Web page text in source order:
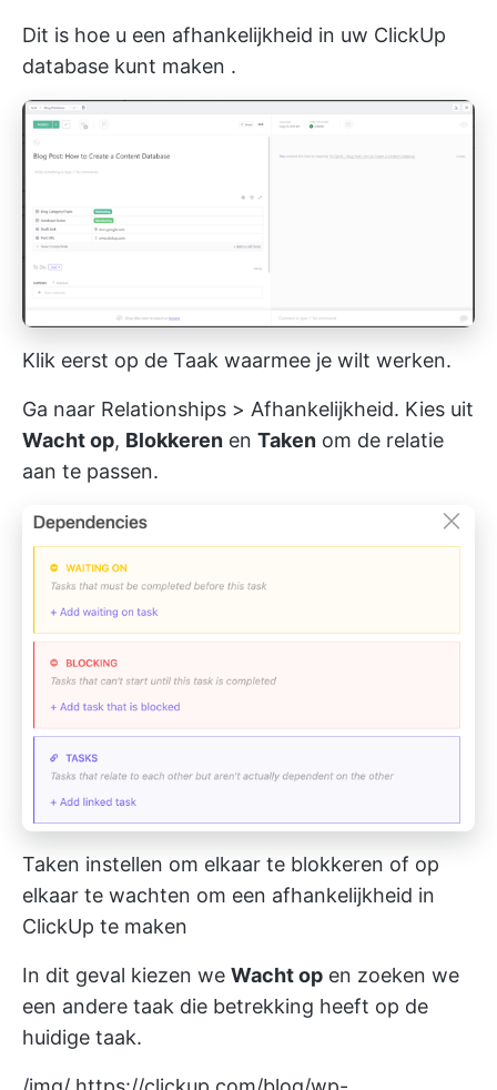
Dit is hoe u een afhankelijkheid in uw ClickUp
database kunt maken .
Klik eerst op de Taak waarmee je wilt werken.
Ga naar Relationships > Afhankelijkheid. Kies uit
Wacht op, Blokkeren en Taken om de relatie
aan te passen.
Taken instellen om elkaar te blokkeren of op
elkaar te wachten om een afhankelijkheid in
ClickUp te maken
In dit geval kiezen we Wacht op en zoeken we
een andere taak die betrekking heeft op de
huidige taak.